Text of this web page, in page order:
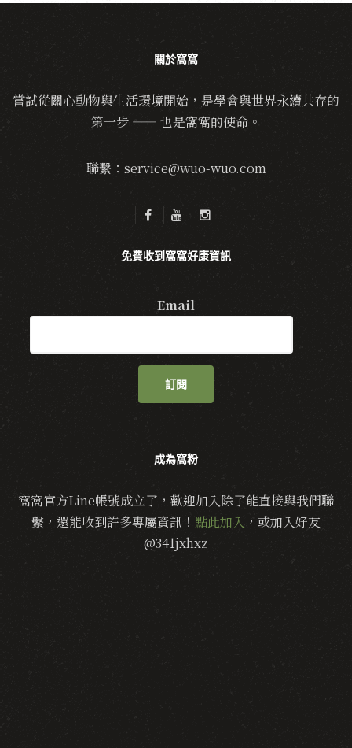
關於窩窩
嘗試從關心動物與生活環境開始，是學會與世界永續共存的
第一步 —— 也是窩窩的使命。
聯繫：service@wuo-wuo.com
免費收到窩窩好康資訊
Email
訂閱
成為窩粉
窩窩官方Line帳號成立了，歡迎加入除了能直接與我們聯
繫，還能收到許多專屬資訊！ 點此加入 ，或加入好友
@341jxhxz